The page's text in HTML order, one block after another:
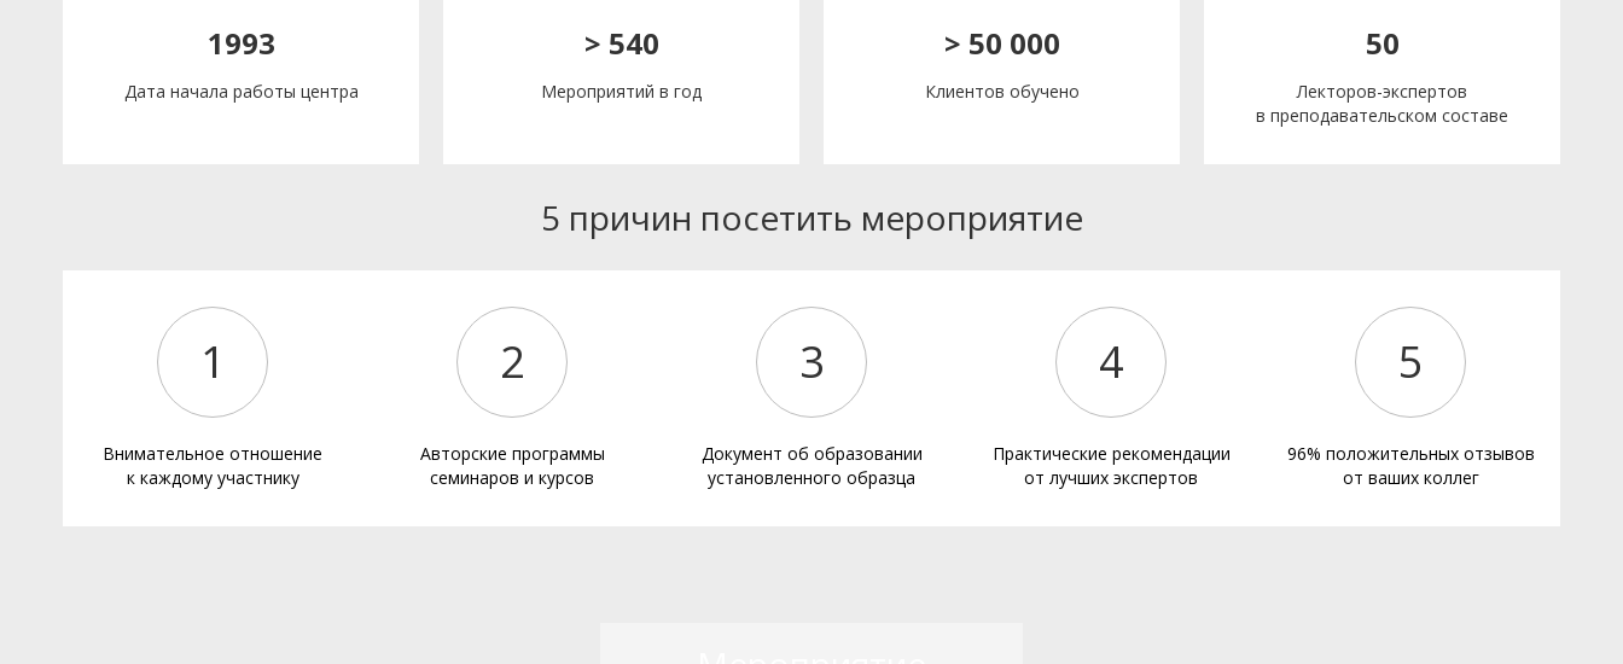
1993
Дата начала работы центра
> 540
Мероприятий в год
> 50 000
Клиентов обучено
50
Лекторов-экспертов
в преподавательском составе
5 причин посетить мероприятие
1
Внимательное отношение
к каждому участнику
2
Авторские программы
семинаров и курсов
3
Документ об образовании
установленного образца
4
Практические рекомендации
от лучших экспертов
5
96% положительных отзывов
от ваших коллег